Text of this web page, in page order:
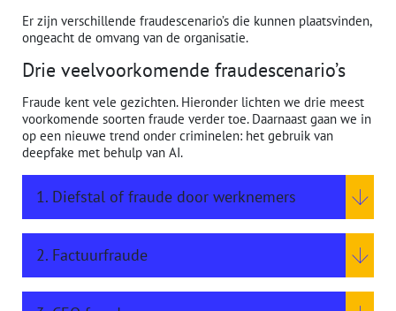
Er zijn verschillende fraudescenario’s die kunnen plaatsvinden,
ongeacht de omvang van de organisatie.
Drie veelvoorkomende fraudescenario’s
Fraude kent vele gezichten. Hieronder lichten we drie meest
voorkomende soorten fraude verder toe. Daarnaast gaan we in
op een nieuwe trend onder criminelen: het gebruik van
deepfake met behulp van AI.
1. Diefstal of fraude door werknemers
2. Factuurfraude